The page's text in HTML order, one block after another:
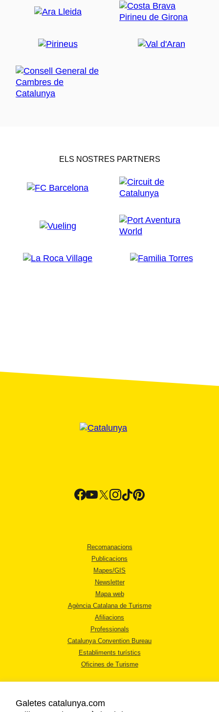
ELS NOSTRES PARTNERS
Recomanacions
Publicacions
Mapes/GIS
Newsletter
Mapa web
Agència Catalana de Turisme
Afiliacions
Professionals
Catalunya Convention Bureau
Establiments turístics
Oficines de Turisme
Galetes catalunya.com